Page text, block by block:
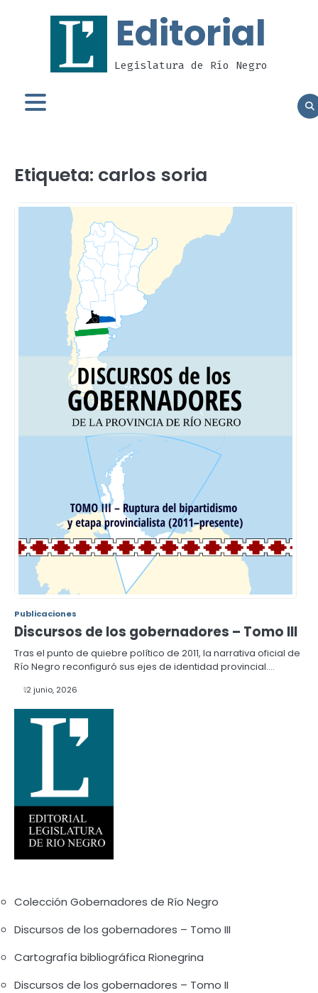
Editorial
Legislatura de Río Negro
Etiqueta: carlos soria
Publicaciones
Discursos de los gobernadores – Tomo III
Tras el punto de quiebre político de 2011, la narrativa oficial de
Río Negro reconfiguró sus ejes de identidad provincial.…
12 junio, 2026
Colección Gobernadores de Río Negro
Discursos de los gobernadores – Tomo III
Cartografía bibliográfica Rionegrina
Discursos de los gobernadores – Tomo II